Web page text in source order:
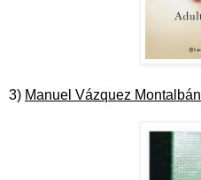
3) Manuel Vázquez Montalbán